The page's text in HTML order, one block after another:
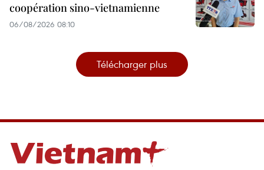
coopération sino-vietnamienne
06/08/2026 08:10
Télécharger plus